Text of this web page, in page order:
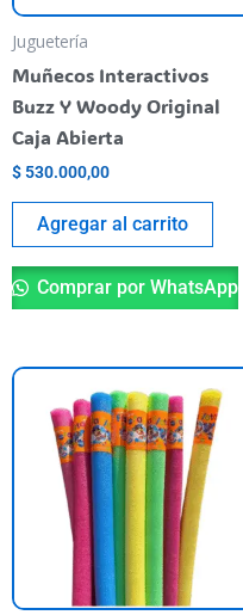
Juguetería
Muñecos Interactivos
Buzz Y Woody Original
Caja Abierta
$ 530.000,00
Agregar al carrito
Comprar por WhatsApp